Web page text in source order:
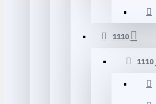
1110
1110